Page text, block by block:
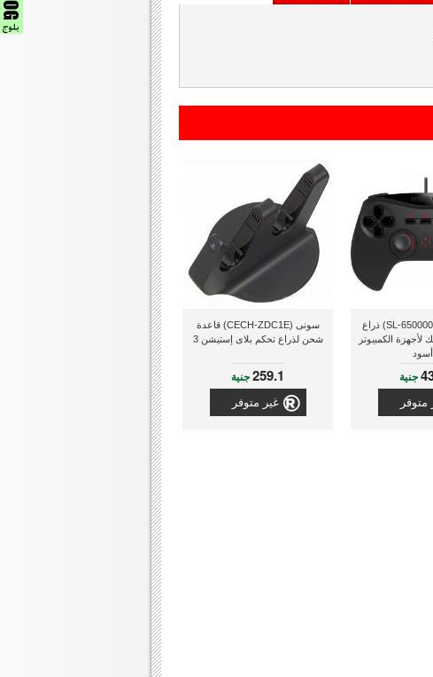
سبيدلينك (SL-650000-BK) ذراع
الكمبيوتر
جنية
متوفر
سونى (CECH-ZDC1E) قاعدة
شحن لذراع تحكم بلاى إستيشن 3
259.1جنية
غير متوفر